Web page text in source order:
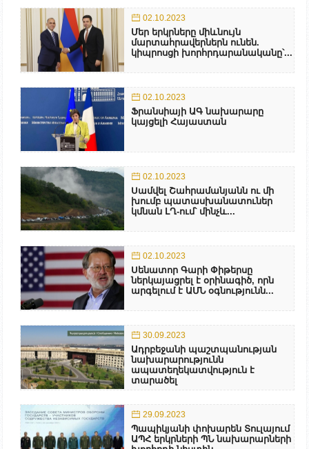
02.10.2023
Մեր երկրները միևնույն
մարտահրավերներն ունեն.
կիպրոսցի խորհրդարանականը՝...
02.10.2023
Ֆրանսիայի ԱԳ նախարարը
կայցելի Հայաստան
02.10.2023
Սամվել Շահրամանյանն ու մի
խումբ պատասխանատուներ
կմնան ԼՂ-ում՝ մինչև...
02.10.2023
Սենատոր Գարի Փիթերսը
ներկայացրել է օրինագիծ, որն
արգելում է ԱՄՆ օգնությունն...
30.09.2023
Ադրբեջանի պաշտպանության
նախարարությունն
ապատեղեկատվություն է
տարածել
29.09.2023
Պապիկյանի փոխարեն Տուլայում
ԱՊՀ երկրների ՊՆ նախարարների